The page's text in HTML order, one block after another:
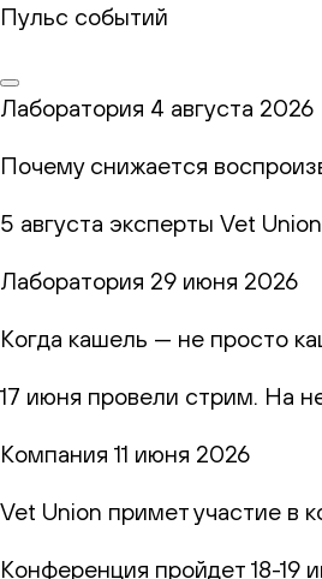
Пульс событий
Лаборатория 4 августа 2026
Почему снижается
5 августа эксперты Vet
Лаборатория 29 июня 2026
Когда кашель — не просто
17 июня провели стрим. На
Компания 11 июня 2026
Vet Union примет участие в
Конференция пройдет 18-19